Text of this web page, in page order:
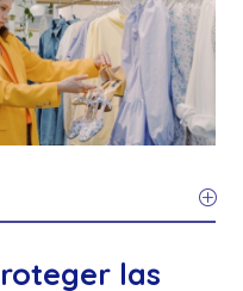
las